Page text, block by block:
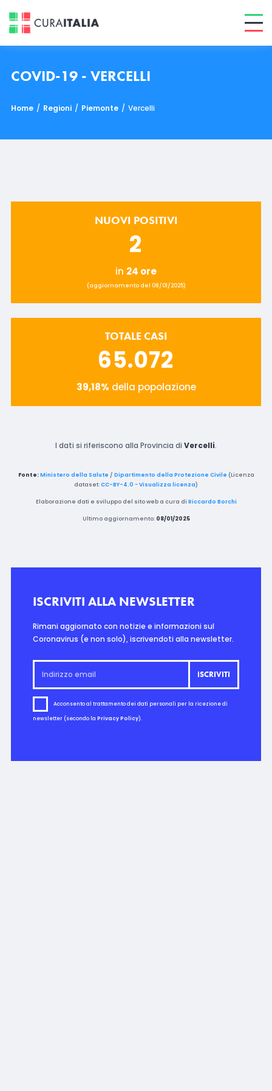
COVID-19 - VERCELLI
Home / Regioni / Piemonte / Vercelli
NUOVI POSITIVI
2
in 24 ore
(aggiornamento del 08/01/2025)
TOTALE CASI
65.072
39,18% della popolazione
I dati si riferiscono alla Provincia di Vercelli.
Fonte: Ministero della Salute / Dipartimento della Protezione Civile (Licenza
dataset:CC-BY-4.0 -Visualizza licenza)
Elaborazione dati e sviluppo del sito web a cura di Riccardo Borchi
Ultimo aggiornamento: 08/01/2025
ISCRIVITI ALLA NEWSLETTER
Rimani aggiornato con notizie e informazioni sul
Coronavirus (e non solo), iscrivendoti alla newsletter.
Acconsento al trattamento dei dati personali per la ricezione di
newsletter (secondo la Privacy Policy).